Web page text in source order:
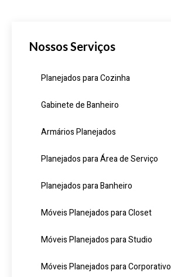
Nossos Serviços
Planejados para Cozinha
Gabinete de Banheiro
Armários Planejados
Planejados para Área de Serviço
Planejados para Banheiro
Móveis Planejados para Closet
Móveis Planejados para Studio
Móveis Planejados para Corporativo